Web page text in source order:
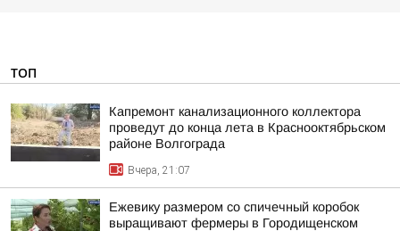
ТОП
Капремонт канализационного коллектора
проведут до конца лета в Краснооктябрьском
районе Волгограда
Вчера, 21:07
Ежевику размером со спичечный коробок
выращивают фермеры в Городищенском